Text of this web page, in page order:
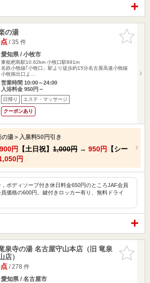
お気に入
りに追加
の湯
/ 35 件
愛知県 / 小牧市
東枇杷島駅10.62km 小牧口駅891m
名鉄小牧線｢小牧口」駅より徒歩約15分名古屋高速小牧線
小牧南出口よ…
営業時間 10:00～24:00
入浴料金 950円～
日帰り エステ・マッサージ
クーポンあり
の湯＞入泉料50円引き
900円 【土日祝】 1,000円 → 950円
【シー
円
ボディソープ付き休日料金650円のところJAF会員
価格の600円。鍵付きロッカー有り、無料ドライ
お気に入
りに追加
泉寺の湯 名古屋守山本店（旧 竜泉
店）
/ 278 件
愛知県 / 名古屋市